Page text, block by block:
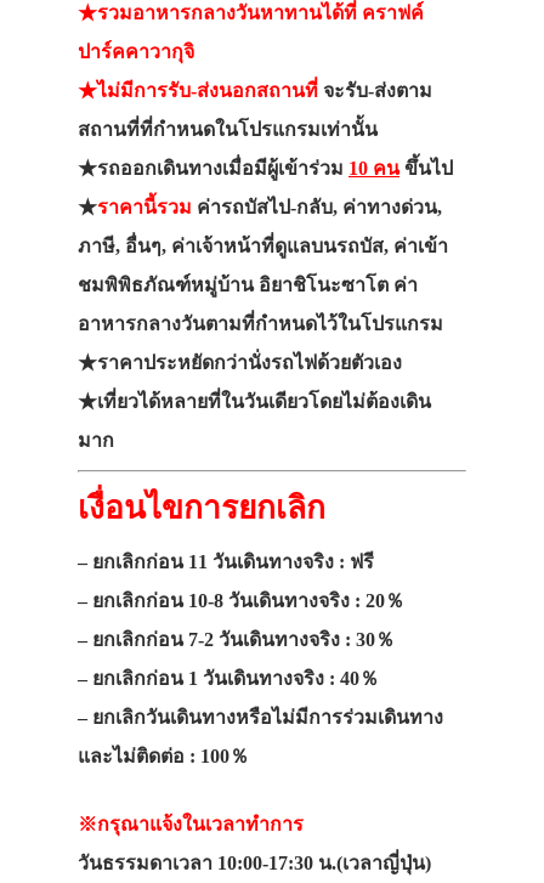
★รวมอาหารกลางวันหาทานได้ที่ คราฟค์
ปาร์คคาวากุจิ
★ไม่มีการรับ-ส่งนอกสถานที่ จะรับ-ส่งตาม
สถานที่ที่กำหนดในโปรแกรมเท่านั้น
★รถออกเดินทางเมื่อมีผู้เข้าร่วม 10 คนขึ้นไป
★ราคานี้รวม ค่ารถบัสไป-กลับ, ค่าทางด่วน,
ภาษี, อื่นๆ, ค่าเจ้าหน้าที่ดูแลบนรถบัส, ค่าเข้า
ชมพิพิธภัณฑ์หมู่บ้าน อิยาชิโนะซาโต ค่า
อาหารกลางวันตามที่กำหนดไว้ในโปรแกรม
★ราคาประหยัดกว่านั่งรถไฟด้วยตัวเอง
★เที่ยวได้หลายที่ในวันเดียวโดยไม่ต้องเดิน
มาก
เงื่อนไขการยกเลิก
– ยกเลิกก่อน 11 วันเดินทางจริง : ฟรี
– ยกเลิกก่อน 10-8 วันเดินทางจริง : 20％
– ยกเลิกก่อน 7-2 วันเดินทางจริง : 30％
– ยกเลิกก่อน 1 วันเดินทางจริง : 40％
– ยกเลิกวันเดินทางหรือไม่มีการร่วมเดินทาง
และไม่ติดต่อ : 100％
※กรุณาแจ้งในเวลาทำการ
วันธรรมดาเวลา 10:00-17:30 น.(เวลาญี่ปุ่น)